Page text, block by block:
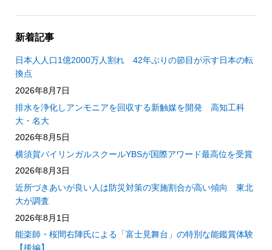
新着記事
日本人人口1億2000万人割れ 42年ぶりの節目が示す日本の転
換点
2026年8月7日
排水を浄化しアンモニアを回収する新触媒を開発 高知工科
大・名大
2026年8月5日
横須賀バイリンガルスクールYBSが国際アワード最高位を受賞
2026年8月3日
近所づきあいが良い人は防災対策の実施割合が高い傾向 東北
大が調査
2026年8月1日
能楽師・桜間右陣氏による「富士見舞台」の特別な能鑑賞体験
【後編】